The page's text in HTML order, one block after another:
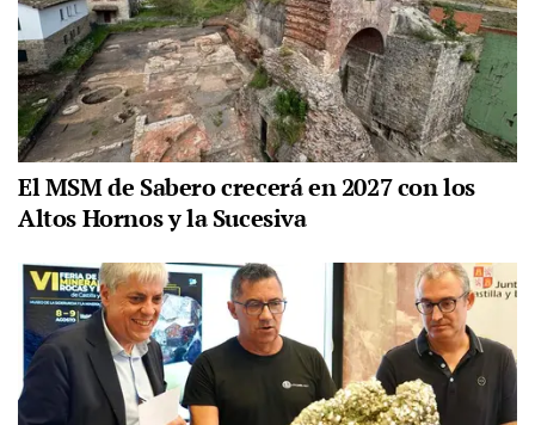
El MSM de Sabero crecerá en 2027 con los
Altos Hornos y la Sucesiva